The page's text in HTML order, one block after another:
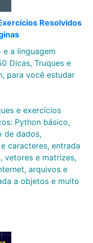
Resolvidos
a linguagem
Dicas, Truques e
para você estudar
e exercícios
Python básico,
de dados,
caracteres, entrada
vetores e matrizes,
arquivos e
a objetos e muito